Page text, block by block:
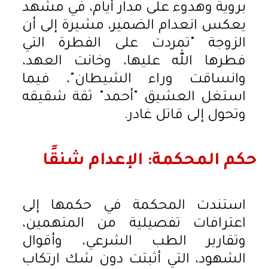
بروية وهدوء على مدار أيام، في مشهد
يعكس انعدام الضمير، مشيرة إلى أن
الزوجة "تمردت على الفطرة التي
فطرها الله عليها، وخانت العهد،
وانساقت وراء الشيطان"، فيما
استغل العشيق "أحمد" ثقة شقيقه
وتحول إلى قاتل غادر.
حكم المحكمة: الإعدام شنقًا
استندت المحكمة في حكمها إلى
اعترافات تفصيلية من المتهمين،
وتقارير الطب الشرعي، وأقوال
الشهود، التي أثبتت دون شك ارتكاب